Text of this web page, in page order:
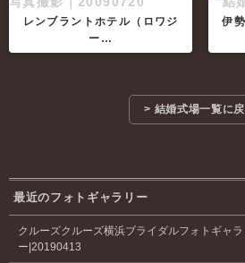
レンブラントホテル（ロワジ
ー…
伊
> 結婚式場一覧に
最近のフォトギャラリー
クルーズクルーズ横浜ブライダルフォトギャラ
ー|20190413